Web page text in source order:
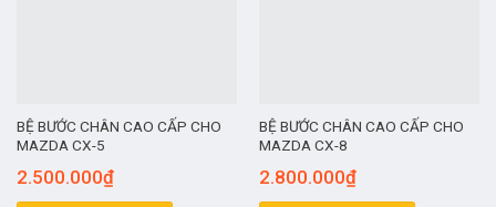
BỆ BƯỚC CHÂN CAO CẤP CHO
MAZDA CX-5
2.500.000₫
BỆ BƯỚC CHÂN CAO CẤP CHO
MAZDA CX-8
2.800.000₫